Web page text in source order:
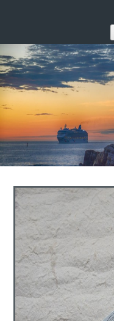
ツ
へ
ス
キ
ッ
プ